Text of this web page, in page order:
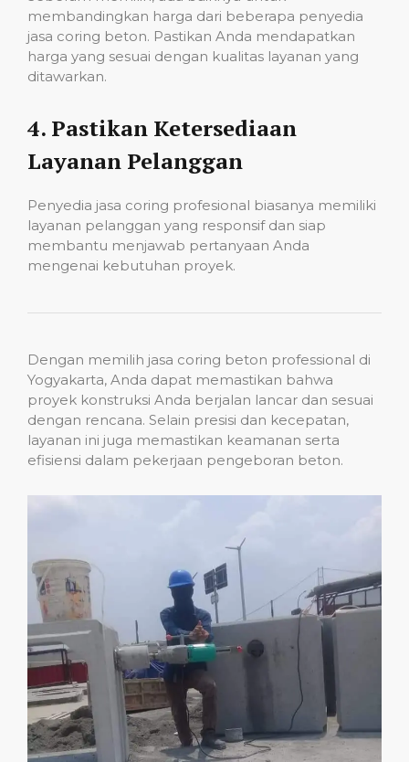
membandingkan harga dari beberapa penyedia
jasa coring beton. Pastikan Anda mendapatkan
harga yang sesuai dengan kualitas layanan yang
ditawarkan.
4. Pastikan Ketersediaan
Layanan Pelanggan
Penyedia jasa coring profesional biasanya memiliki
layanan pelanggan yang responsif dan siap
membantu menjawab pertanyaan Anda
mengenai kebutuhan proyek.
Dengan memilih jasa coring beton professional di
Yogyakarta, Anda dapat memastikan bahwa
proyek konstruksi Anda berjalan lancar dan sesuai
dengan rencana. Selain presisi dan kecepatan,
layanan ini juga memastikan keamanan serta
efisiensi dalam pekerjaan pengeboran beton.